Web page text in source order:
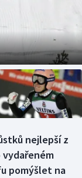
nejlepší z
vydařeném
pomýšlet na